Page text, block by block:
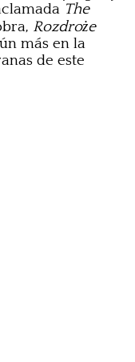
The
Rozdroże
más en la
de este